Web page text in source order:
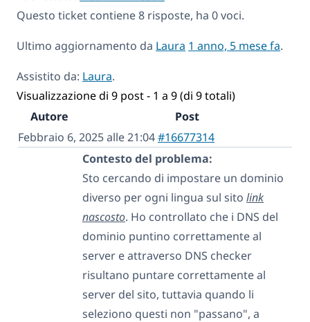
Questo ticket contiene 8 risposte, ha 0 voci.
Ultimo aggiornamento da Laura 1 anno, 5 mese fa.
Assistito da: Laura.
Visualizzazione di 9 post - 1 a 9 (di 9 totali)
Autore
Post
Febbraio 6, 2025 alle 21:04#16677314
Contesto del problema:
Sto cercando di impostare un dominio
diverso per ogni lingua sul sito link
nascosto. Ho controllato che i DNS del
dominio puntino correttamente al
server e attraverso DNS checker
risultano puntare correttamente al
server del sito, tuttavia quando li
seleziono questi non "passano", a